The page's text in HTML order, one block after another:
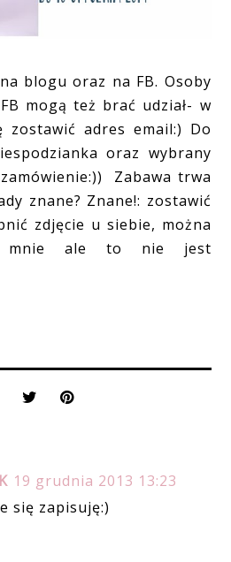
blogu oraz na FB. Osoby
mogą też brać udział- w
zostawić adres email:) Do
oraz wybrany
Zabawa trwa
znane? Znane!: zostawić
zdjęcie u siebie, można
mnie ale to nie jest
19 grudnia 2013 13:23
się zapisuję:)